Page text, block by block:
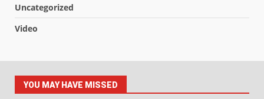
Uncategorized
Video
YOU MAY HAVE MISSED